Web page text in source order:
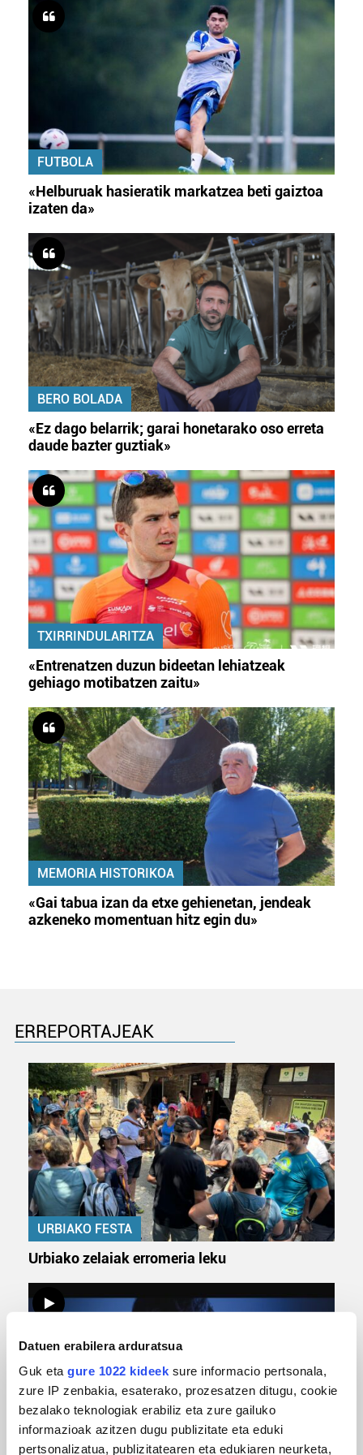
Datuen erabilera arduratsua
Guk eta gure 1022 kideek sure informacio pertsonala,
zure IP zenbakia, esaterako, prozesatzen ditugu, cookie
bezalako teknologiak erabiliz eta zure gailuko
informazioak azitzen dugu publizitate eta eduki
pertsonalizatua, publizitatearen eta edukiaren neurketa,
FUTBOLA
«Helburuak hasieratik markatzea beti gaiztoa
izaten da»
BERO BOLADA
«Ez dago belarrik; garai honetarako oso erreta
daude bazter guztiak»
TXIRRINDULARITZA
«Entrenatzen duzun bideetan lehiatzeak
gehiago motibatzen zaitu»
MEMORIA HISTORIKOA
«Gai tabua izan da etxe gehienetan, jendeak
azkeneko momentuan hitz egin du»
ERREPORTAJEAK
URBIAKO FESTA
Urbiako zelaiak erromeria leku
MUSIKA